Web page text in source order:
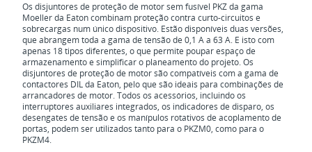
Os disjuntores de proteção de motor sem fusível PKZ da gama
Moeller da Eaton combinam proteção contra curto-circuitos e
sobrecargas num único dispositivo. Estão disponíveis duas versões,
que abrangem toda a gama de tensão de 0,1 A a 63 A. E isto com
apenas 18 tipos diferentes, o que permite poupar espaço de
armazenamento e simplificar o planeamento do projeto. Os
disjuntores de proteção de motor são compatíveis com a gama de
contactores DIL da Eaton, pelo que são ideais para combinações de
arrancadores de motor. Todos os acessórios, incluindo os
interruptores auxiliares integrados, os indicadores de disparo, os
desengates de tensão e os manípulos rotativos de acoplamento de
portas, podem ser utilizados tanto para o PKZM0, como para o
PKZM4.